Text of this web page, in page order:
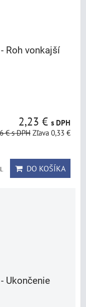
Roh vonkajší
2,23 € s DPH
€s DPH Zľava 0,33 €
DO KOŠÍKA
Ukončenie